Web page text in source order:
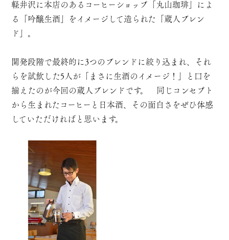
軽井沢に本店のあるコーヒーショップ「丸山珈琲」によ
る「吟醸生酒」をイメージして造られた「蔵人ブレン
ド」。
開発段階で最終的に3つのブレンドに絞り込まれ、それ
らを試飲した5人が「まさに生酒のイメージ！」と口を
揃えたのが今回の蔵人ブレンドです。 同じコンセプト
から生まれたコーヒーと日本酒、その面白さをぜひ体感
していただければと思います。